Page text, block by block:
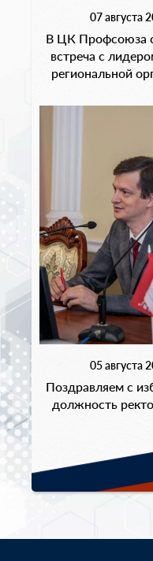
07 августа
В ЦК Профсоюза
встреча с
региональной
05 августа
Поздравляем с
должность